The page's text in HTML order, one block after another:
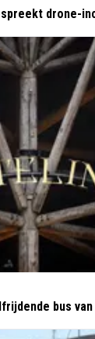
drone-
bus van